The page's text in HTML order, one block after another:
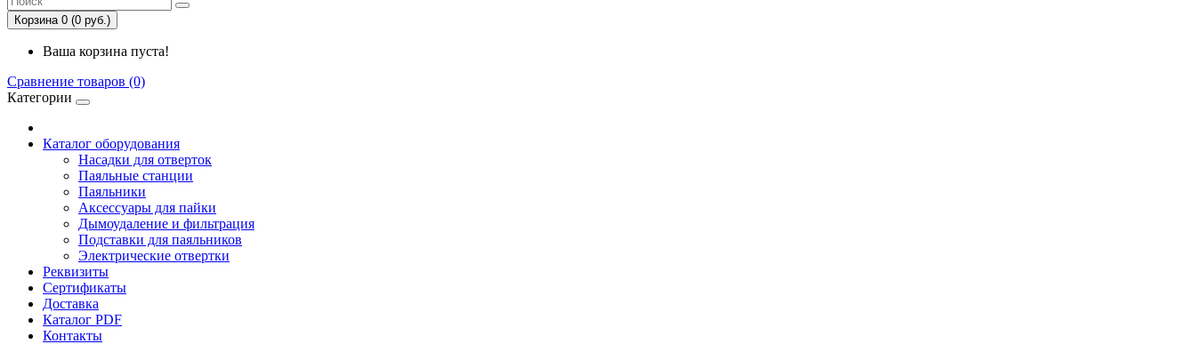
Корзина 0 (0 руб.)
Ваша корзина пуста!
Сравнение товаров (0)
Категории
Каталог оборудования
Насадки для отверток
Паяльные станции
Паяльники
Аксессуары для пайки
Дымоудаление и фильтрация
Подставки для паяльников
Электрические отвертки
Реквизиты
Сертификаты
Доставка
Каталог PDF
Контакты